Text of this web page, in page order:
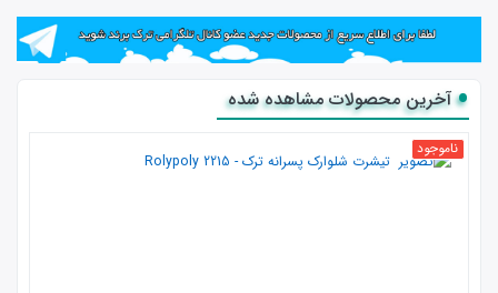
آخرین محصولات مشاهده شده
ناموجود